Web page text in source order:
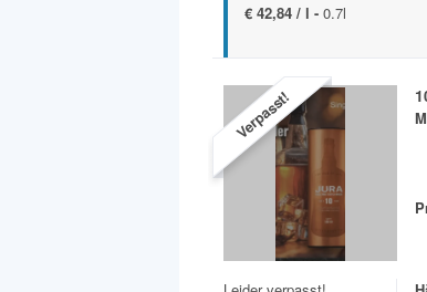
€ 42,84 / l - 0.7l
Verpasst!